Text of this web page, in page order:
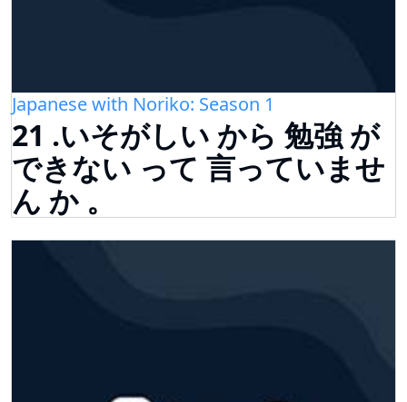
Japanese with Noriko: Season 1
21 .いそがしい から 勉強 が
できない って 言っていませ
ん か 。